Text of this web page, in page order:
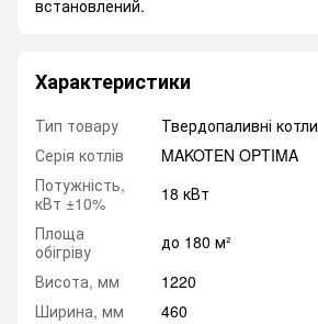
встановлений.
Характеристики
Тип товару
Твердопаливні котли
Серія котлів
MAKOTEN OPTIMA
Потужність,
кВт ±10%
18 кВт
Площа
обігріву
до 180 м²
Висота, мм
1220
Ширина, мм
460